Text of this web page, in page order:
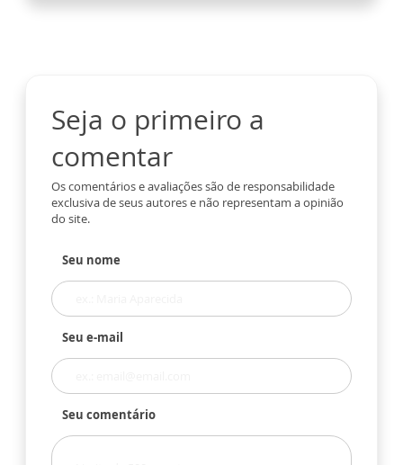
Seja o primeiro a
comentar
Os comentários e avaliações são de responsabilidade
exclusiva de seus autores e não representam a opinião
do site.
Seu nome
Seu e-mail
Seu comentário